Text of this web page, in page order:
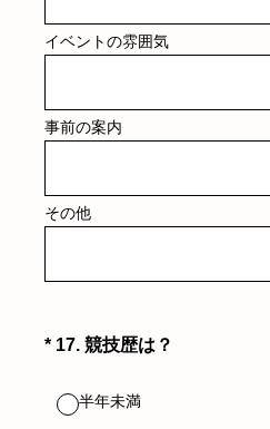
イベントの雰囲気
事前の案内
その他
* 17. 競技歴は？
（必須）
半年未満